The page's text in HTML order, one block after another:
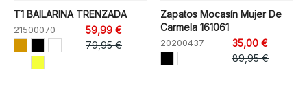
T1 BAILARINA TRENZADA
21500070
59,99 €
79,95 €
Zapatos Mocasín Mujer De
Carmela 161061
20200437
35,00 €
89,95 €